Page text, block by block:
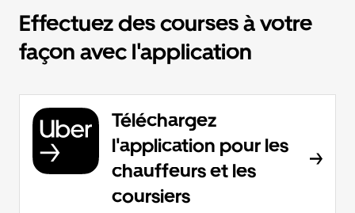
Effectuez des courses à votre
façon avec l'application
Téléchargez
l'application pour les
chauffeurs et les
coursiers